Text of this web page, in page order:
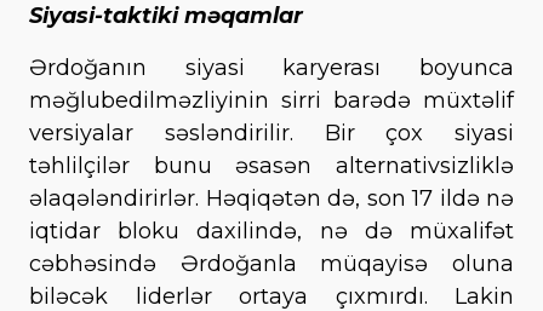
Siyasi-taktiki məqamlar
Ərdoğanın siyasi karyerası boyunca
məğlubedilməzliyinin sirri barədə müxtəlif
versiyalar səsləndirilir. Bir çox siyasi
təhlilçilər bunu əsasən alternativsizliklə
əlaqələndirirlər. Həqiqətən də, son 17 ildə nə
iqtidar bloku daxilində, nə də müxalifət
cəbhəsində Ərdoğanla müqayisə oluna
biləcək liderlər ortaya çıxmırdı. Lakin